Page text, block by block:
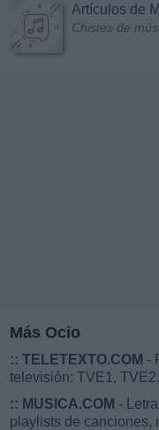
Artículos de
Chistes de
Más Ocio
:: TELETEXTO.COM -
televisión: TVE1,
:: MUSICA.COM -
playlists de canciones,